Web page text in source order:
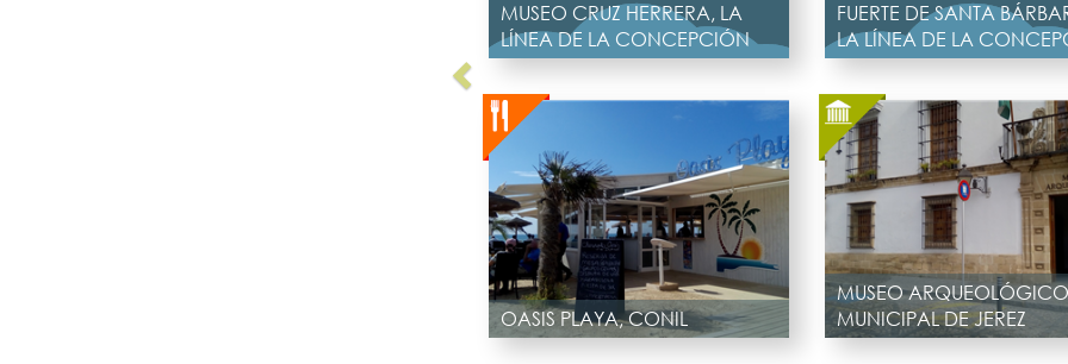
MUSEO CRUZ HERRERA, LA
LÍNEA DE LA CONCEPCIÓN
FUERTE DE SANTA
LA LÍNEA DE LA
OASIS PLAYA, CONIL
MUSEO ARQUEOLÓGICO
MUNICIPAL DE JEREZ